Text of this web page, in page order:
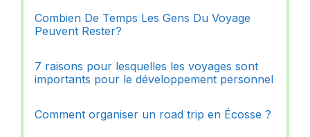
Combien De Temps Les Gens Du Voyage
Peuvent Rester?
7 raisons pour lesquelles les voyages sont
importants pour le développement personnel
Comment organiser un road trip en Écosse ?